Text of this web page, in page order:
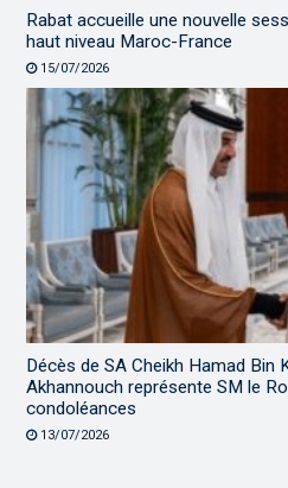
Rabat accueille une nouvelle
haut niveau Maroc-France
15/07/2026
Décès de SA Cheikh Hamad Bin
Akhannouch représente SM le
condoléances
13/07/2026